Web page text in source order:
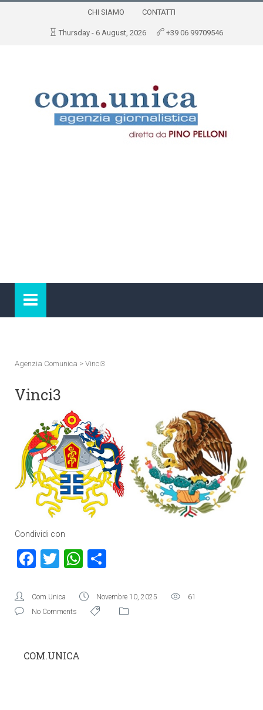
CHI SIAMO CONTATTI
Thursday - 6 August, 2026 +39 06 99709546
Agenzia Comunica > Vinci3
Vinci3
Condividi con
Facebook
TwitterWhatsApp
Com.Unica Novembre 10, 2025
61
No Comments
COM.UNICA